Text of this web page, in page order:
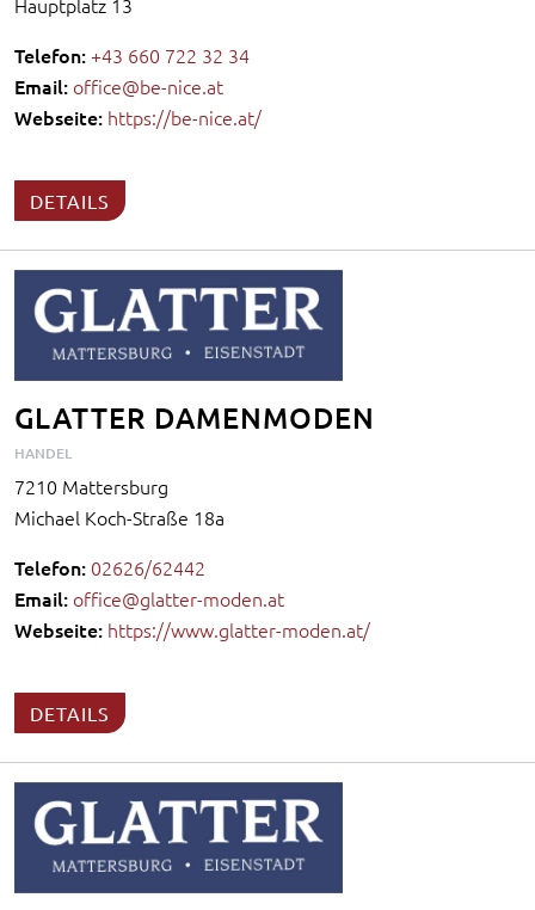
Telefon:+43 660 722 32 34
Email: office@be-nice.at
Webseite: https://be-nice.at/
DETAILS
GLATTER DAMENMODEN
HANDEL
7210 Mattersburg
Michael Koch-Straße 18a
Telefon: 02626/62442
Email: office@glatter-moden.at
Webseite: https://www.glatter-moden.at/
DETAILS